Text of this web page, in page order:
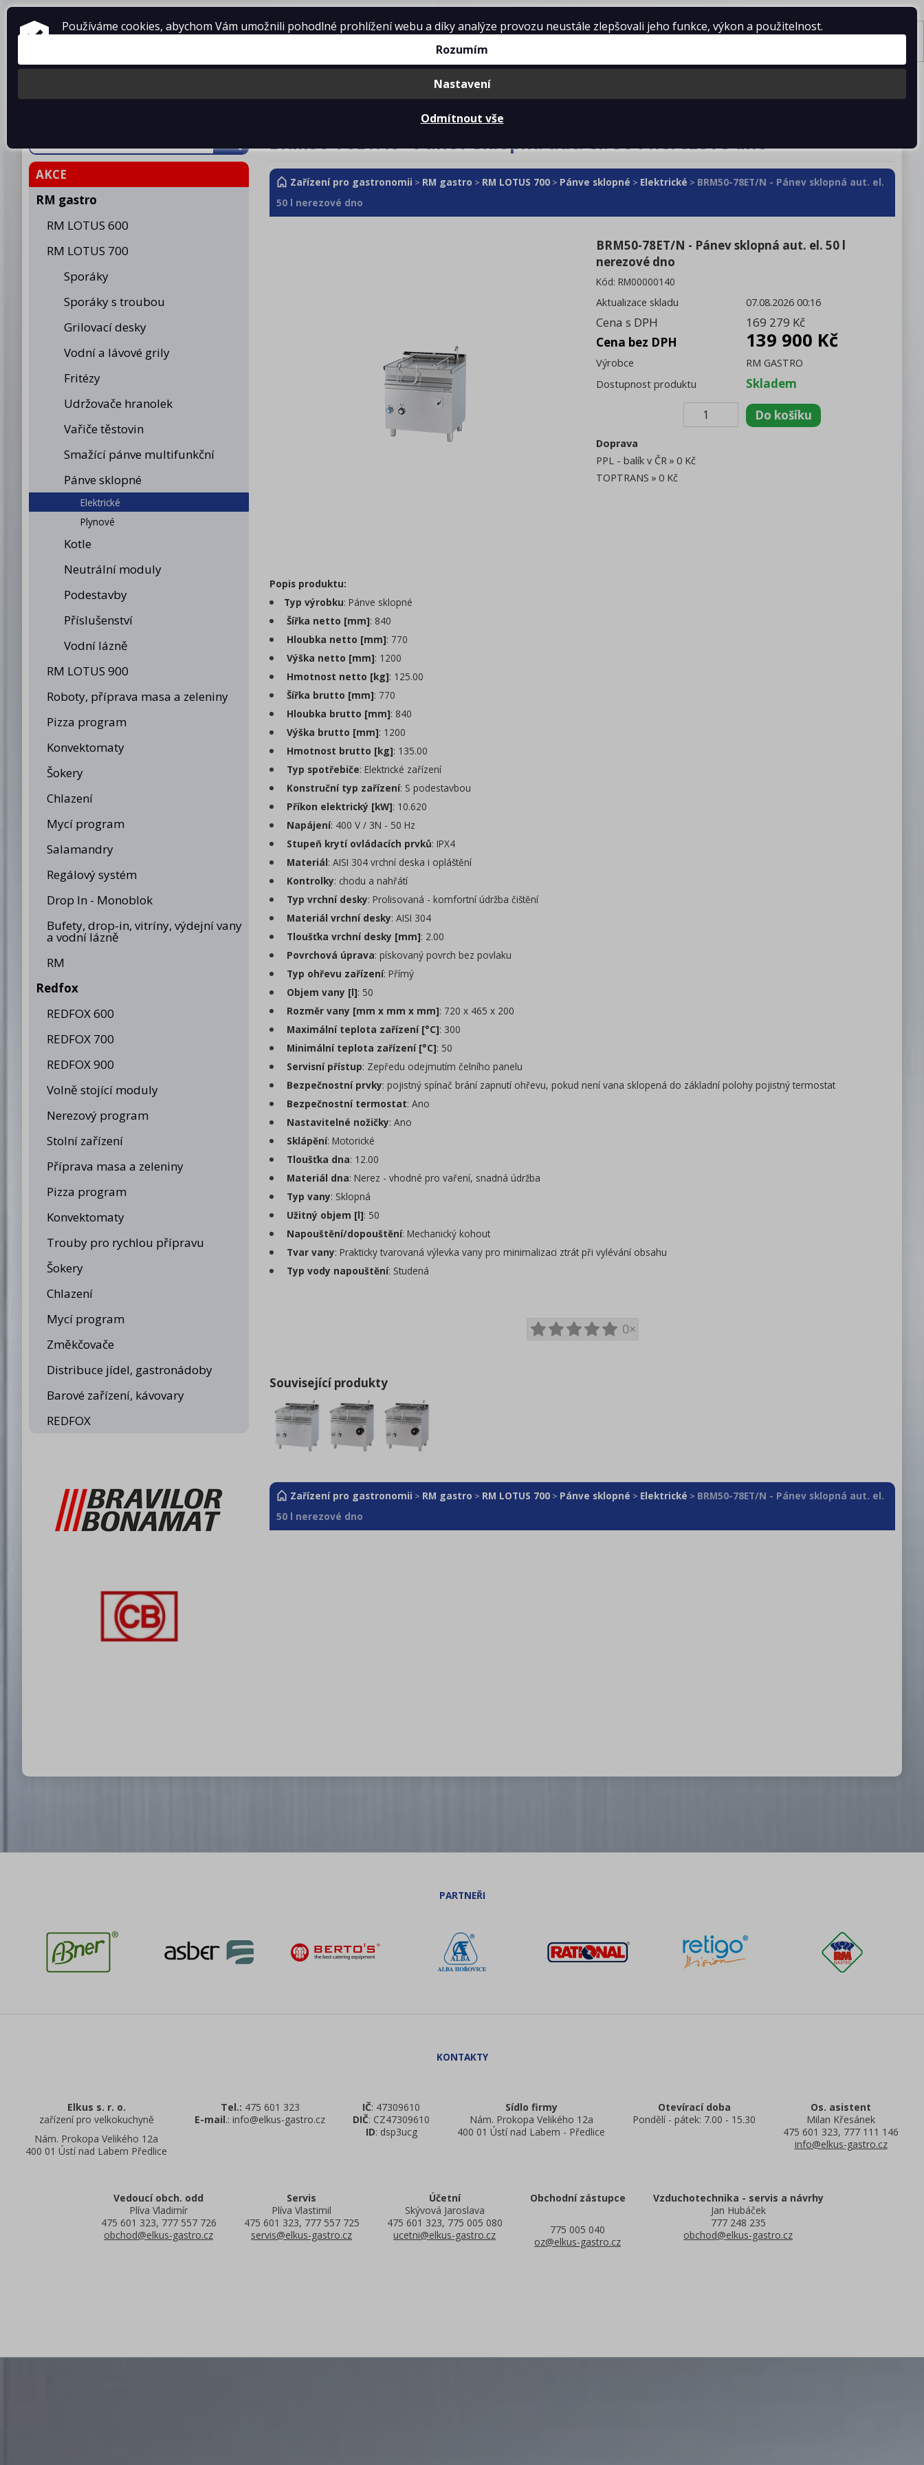
ZAŘÍZENÍ PRO GASTRONOMII
Produkty O firmě Projekty kuchyní Reference Ke stažení Kontakty
AKCE
RM gastro
RM LOTUS 600
RM LOTUS 700
Sporáky
Sporáky s troubou
Grilovací desky
Vodní a lávové grily
Fritézy
Udržovače hranolek
Vařiče těstovin
Smažící pánve multifunkční
Pánve sklopné
Elektrické
Plynové
Kotle
Neutrální moduly
Podestavby
Příslušenství
Vodní lázně
RM LOTUS 900
Roboty, příprava masa a zeleniny
Pizza program
Konvektomaty
Šokery
Chlazení
Mycí program
Salamandry
Regálový systém
Drop In - Monoblok
Bufety, drop-in, vitríny, výdejní vany
a vodní lázně
RM
Redfox
REDFOX 600
REDFOX 700
REDFOX 900
Volně stojící moduly
Nerezový program
Stolní zařízení
Příprava masa a zeleniny
Pizza program
Konvektomaty
Trouby pro rychlou přípravu
Šokery
Chlazení
Mycí program
Změkčovače
Distribuce jídel, gastronádoby
Barové zařízení, kávovary
REDFOX
BRM50-78ET/N - Pánev sklopná aut. el. 50 l nerezové dno
Zařízení pro gastronomii > RM gastro > RM LOTUS 700 > Pánve sklopné > Elektrické > BRM50-78ET/N - Pánev sklopná aut. el.
50 l nerezové dno
BRM50-78ET/N - Pánev sklopná aut. el. 50 l
nerezové dno
Kód: RM00000140
Aktualizace skladu
07.08.2026 00:16
Cena s DPH
169 279 Kč
Cena bez DPH
139 900 Kč
Výrobce
RM GASTRO
Dostupnost produktu
Skladem
Doprava
PPL - balík v ČR
0 Kč
TOPTRANS
0 Kč
Popis produktu:
Typ výrobku: Pánve sklopné
Šířka netto [mm]: 840
Hloubka netto [mm]: 770
Výška netto [mm]: 1200
Hmotnost netto [kg]: 125.00
Šířka brutto [mm]: 770
Hloubka brutto [mm]: 840
Výška brutto [mm]: 1200
Hmotnost brutto [kg]: 135.00
Typ spotřebiče: Elektrické zařízení
Konstruční typ zařízení: S podestavbou
Příkon elektrický [kW]: 10.620
Napájení: 400 V / 3N - 50 Hz
Stupeň krytí ovládacích prvků: IPX4
Materiál: AISI 304 vrchní deska i opláštění
Kontrolky: chodu a nahřátí
Typ vrchní desky: Prolisovaná - komfortní údržba čištění
Materiál vrchní desky: AISI 304
Tloušťka vrchní desky [mm]: 2.00
Povrchová úprava: pískovaný povrch bez povlaku
Typ ohřevu zařízení: Přímý
Objem vany [l]: 50
Rozměr vany [mm x mm x mm]: 720 x 465 x 200
Maximální teplota zařízení [°C]: 300
Minimální teplota zařízení [°C]: 50
Servisní přístup: Zepředu odejmutím čelního panelu
Bezpečnostní prvky: pojistný spínač brání zapnutí ohřevu, pokud není vana sklopená do základní polohy pojistný termostat
Bezpečnostní termostat: Ano
Nastavitelné nožičky: Ano
Sklápění: Motorické
Tloušťka dna: 12.00
Materiál dna: Nerez - vhodné pro vaření, snadná údržba
Typ vany: Sklopná
Užitný objem [l]: 50
Napouštění/dopouštění: Mechanický kohout
Tvar vany: Prakticky tvarovaná výlevka vany pro minimalizaci ztrát při vylévání obsahu
Typ vody napouštění: Studená
0×
Související produkty
Zařízení pro gastronomii > RM gastro > RM LOTUS 700 > Pánve sklopné > Elektrické > BRM50-78ET/N - Pánev sklopná aut. el.
50 l nerezové dno
Elkus s. r. o.
zařízení pro velkokuchyně
Nám. Prokopa Velikého 12a
400 01 Ústí nad Labem Předlice
Tel.: 475 601 323
E-mail.: info@elkus-gastro.cz
IČ: 47309610
DIČ: CZ47309610
ID: dsp3ucg
Sídlo firmy
Nám. Prokopa Velikého 12a
400 01 Ústí nad Labem - Předlice
Otevírací doba
Pondělí - pátek: 7.00 - 15.30
Os. asistent
Milan Křesánek
475 601 323, 777 111 146
info@elkus-gastro.cz
Vedoucí obch. odd
Plíva Vladimír
475 601 323, 777 557 726
obchod@elkus-gastro.cz
Servis
Plíva Vlastimil
475 601 323, 777 557 725
servis@elkus-gastro.cz
Účetní
Skývová Jaroslava
475 601 323, 775 005 080
ucetni@elkus-gastro.cz
Obchodní zástupce
775 005 040
oz@elkus-gastro.cz
Vzduchotechnika - servis a návrhy
Jan Hubáček
777 248 235
obchod@elkus-gastro.cz
Používáme cookies, abychom Vám umožnili pohodlné prohlížení webu a díky analýze provozu neustále zlepšovali jeho funkce, výkon a použitelnost.
Rozumím
Nastavení
Odmítnout vše